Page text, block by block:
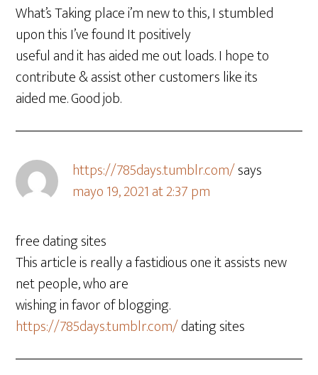
What’s Taking place i’m new to this, I stumbled
upon this I’ve found It positively
useful and it has aided me out loads. I hope to
contribute & assist other customers like its
aided me. Good job.
https://785days.tumblr.com/says
mayo 19, 2021 at 2:37 pm
free dating sites
This article is really a fastidious one it assists new
net people, who are
wishing in favor of blogging.
https://785days.tumblr.com/dating sites